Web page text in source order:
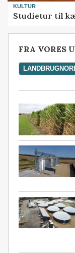
KULTUR
Studietur til
FRA VORES